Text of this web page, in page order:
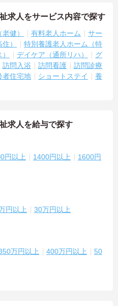
求人をサービス内容で探す
健） 有料老人ホーム
サー
）
特別養護老人ホーム（特
デイケア（通所リハ）
グ
訪問入浴 訪問看護
訪問診療
者住宅地 ショートステイ
養
求人を給与で探す
円以上 1400円以上
1600円
円以上 30万円以上
万円以上 400万円以上
50